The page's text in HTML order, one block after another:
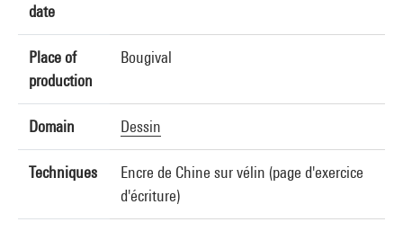
date
Place of
production
Bougival
Domain Dessin
Techniques
Encre de Chine sur vélin (page d'exercice
d'écriture)